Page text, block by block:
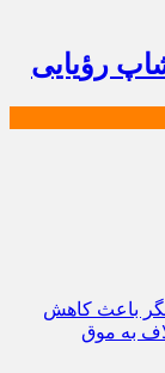
رؤیایی
باعث کاهش
به موق